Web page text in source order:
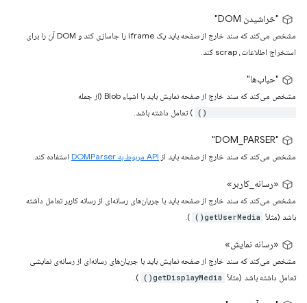
"خراشیدن DOM"
مشخص می‌کند که سند خارج از صفحه باید یک iframe را جاسازی کند و DOM آن را برای
استخراج اطلاعات، scrap کند.
"حباب‌ها"
مشخص می‌کند که سند خارج از صفحه نمایش باید با اشیاء Blob (از جمله
) تعامل داشته باشد.
"DOM_PARSER"
مشخص می‌کند که سند خارج از صفحه باید از API مربوط به DOMParser استفاده کند.
«رسانه_کاربر»
مشخص می‌کند که سند خارج از صفحه باید با جریان‌های رسانه‌ای از رسانه کاربر تعامل داشته
باشد (مثلاً getUserMedia()
).
«رسانه نمایش»
مشخص می‌کند که سند خارج از صفحه نمایش باید با جریان‌های رسانه‌ای از رسانه‌ی نمایشی
تعامل داشته باشد (مثلاً getDisplayMedia()
).